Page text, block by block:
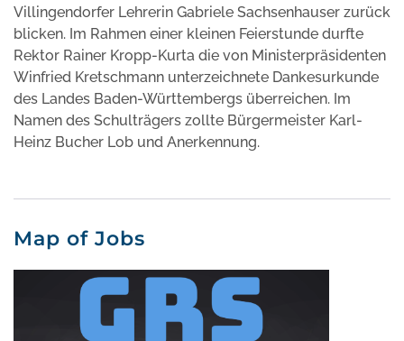
Villingendorfer Lehrerin Gabriele Sachsenhauser zurück
blicken. Im Rahmen einer kleinen Feierstunde durfte
Rektor Rainer Kropp-Kurta die von Ministerpräsidenten
Winfried Kretschmann unterzeichnete Dankesurkunde
des Landes Baden-Württembergs überreichen. Im
Namen des Schulträgers zollte Bürgermeister Karl-
Heinz Bucher Lob und Anerkennung.
Map of Jobs